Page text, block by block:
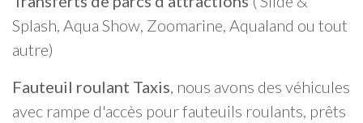
Splash, Aqua Show, Zoomarine, Aqualand ou tout
autre)
Fauteuil roulant Taxis, nous avons des véhicules
avec rampe d'accès pour fauteuils roulants, prêts